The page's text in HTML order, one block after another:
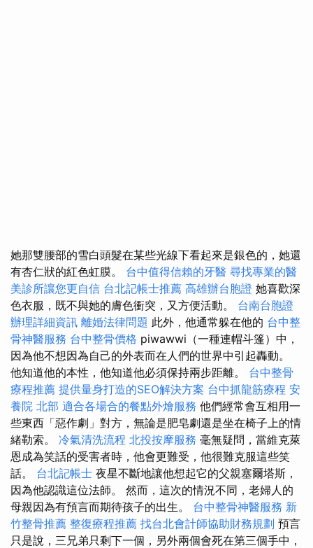
她那雙腰部的雪白頭髮在某些光線下看起來是銀色的，她還
有杏仁狀的紅色虹膜。 台中值得信賴的牙醫 尋找專業的醫
美診所讓您更自信 台北記帳士推薦 高雄辦台胞證 她喜歡深
色衣服，既不與她的膚色衝突，又方便活動。 台南台胞證
辦理詳細資訊 離婚法律問題 此外，他通常躲在他的 台中整
骨神醫服務 台中整骨價格 piwawwi（一種連帽斗篷）中，
因為他不想因為自己的外表而在人們的世界中引起轟動。
他知道他的本性，他知道他必須保持兩步距離。 台中整骨
療程推薦 提供量身打造的SEO解決方案 台中抓龍筋療程 安
養院 北部 適合各場合的餐點外燴服務 他們經常會互相用一
些東西「惡作劇」對方，無論是肥皂劇還是坐在椅子上的情
緒勒索。 冷氣清洗流程 北投按摩服務 毫無疑問，當維克萊
恩成為笑話的受害者時，他會更難受，他很難克服這些笑
話。 台北記帳士 夜星不斷地讓他想起它的父親塞爾塔斯，
因為他認識這位法師。 然而，這次的情況不同，老婦人的
母親因為有預言而期待孩子的出生。 台中整骨神醫服務 新
竹整骨推薦 整復療程推薦 找台北會計師協助財務規劃 預言
只是說，三兄弟只剩下一個，另外兩個會死在第三個手中，